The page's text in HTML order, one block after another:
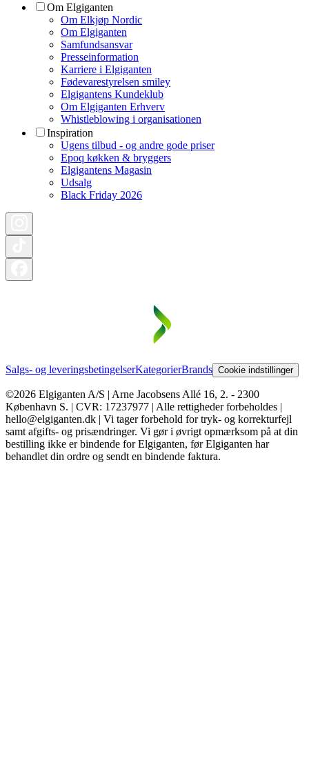
Om Elgiganten
Om Elkjøp Nordic
Om Elgiganten
Samfundsansvar
Presseinformation
Karriere i Elgiganten
Fødevarestyrelsen smiley
Elgigantens Kundeklub
Om Elgiganten Erhverv
Whistleblowing i organisationen
Inspiration
Ugens tilbud - og andre gode priser
Epoq køkken & bryggers
Elgigantens Magasin
Udsalg
Black Friday 2026
Salgs- og leveringsbetingelserKategorierBrands Cookie indstillinger
©2026 Elgiganten A/S | Arne Jacobsens Allé 16, 2. - 2300
København S. | CVR: 17237977 | Alle rettigheder forbeholdes |
hello@elgiganten.dk | Vi tager forbehold for tryk- og korrekturfejl
samt afgifts- og prisændringer. Vi gør i øvrigt opmærksom på at din
bestilling ikke er bindende for Elgiganten, før Elgiganten har
behandlet din ordre og sendt en bindende faktura.